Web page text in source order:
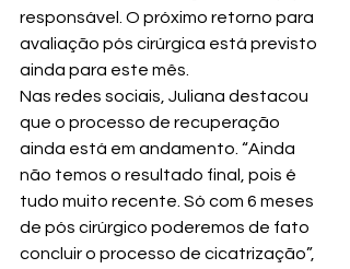
responsável. O próximo retorno para
avaliação pós cirúrgica está previsto
ainda para este mês.
Nas redes sociais, Juliana destacou
que o processo de recuperação
ainda está em andamento. “Ainda
não temos o resultado final, pois é
tudo muito recente. Só com 6 meses
de pós cirúrgico poderemos de fato
concluir o processo de cicatrização”,